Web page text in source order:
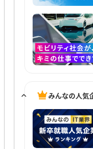
みんなの人気